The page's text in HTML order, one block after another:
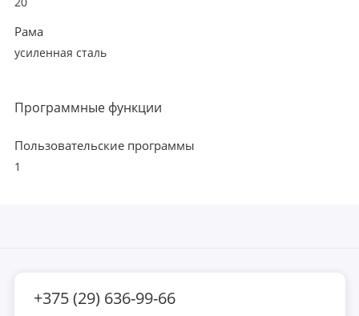
Рама
усиленная сталь
Программные функции
Пользовательские программы
1
+375 (29) 636-99-66